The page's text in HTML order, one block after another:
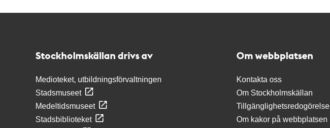
Stockholmskällan drivs av
Medioteket, utbildningsförvaltningen
Stadsmuseet
Medeltidsmuseet
Stadsbiblioteket
Om webbplatsen
Kontakta oss
Om Stockholmskällan
Tillgänglighetsredogörelse
Om kakor på webbplatsen